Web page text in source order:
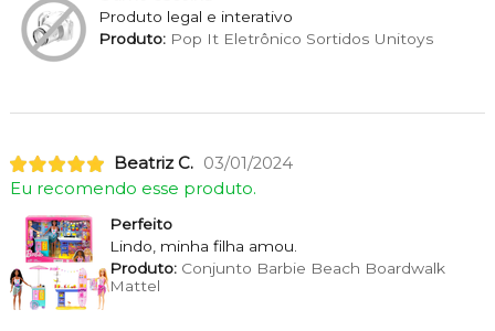
Produto legal e interativo
Produto:Pop It Eletrônico Sortidos Unitoys
Beatriz C. 03/01/2024
Eu recomendo esse produto.
Perfeito
Lindo, minha filha amou.
Produto:Conjunto Barbie Beach Boardwalk
Mattel